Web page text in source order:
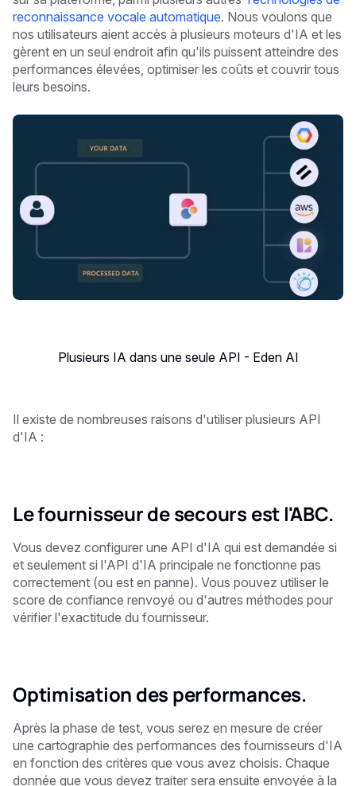
reconnaissance vocale automatique. Nous voulons que
nos utilisateurs aient accès à plusieurs moteurs d'IA et les
gèrent en un seul endroit afin qu'ils puissent atteindre des
performances élevées, optimiser les coûts et couvrir tous
leurs besoins.
Plusieurs IA dans une seule API - Eden AI
Il existe de nombreuses raisons d'utiliser plusieurs API
d'IA : ‍
Le fournisseur de secours est l'ABC.
Vous devez configurer une API d'IA qui est demandée si
et seulement si l'API d'IA principale ne fonctionne pas
correctement (ou est en panne). Vous pouvez utiliser le
score de confiance renvoyé ou d'autres méthodes pour
vérifier l'exactitude du fournisseur.
Optimisation des performances.
Après la phase de test, vous serez en mesure de créer
une cartographie des performances des fournisseurs d'IA
en fonction des critères que vous avez choisis. Chaque
donnée que vous devez traiter sera ensuite envoyée à la